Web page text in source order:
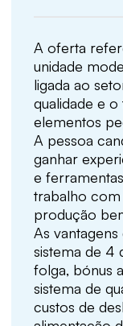
A oferta
unidade
ligada ao
qualidade e
elementos
A pessoa
ganhar
e
trabalho
produção
As
sistema de 4
folga, bónus
sistema de
custos de